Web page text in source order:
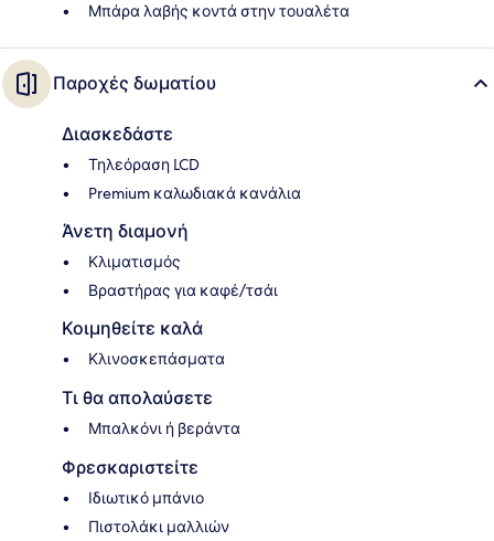
Μπάρα λαβής κοντά στην τουαλέτα
Παροχές δωματίου
Διασκεδάστε
Τηλεόραση LCD
Premium καλωδιακά κανάλια
Άνετη διαμονή
Κλιματισμός
Βραστήρας για καφέ/τσάι
Κοιμηθείτε καλά
Κλινοσκεπάσματα
Τι θα απολαύσετε
Μπαλκόνι ή βεράντα
Φρεσκαριστείτε
Ιδιωτικό μπάνιο
Πιστολάκι μαλλιών